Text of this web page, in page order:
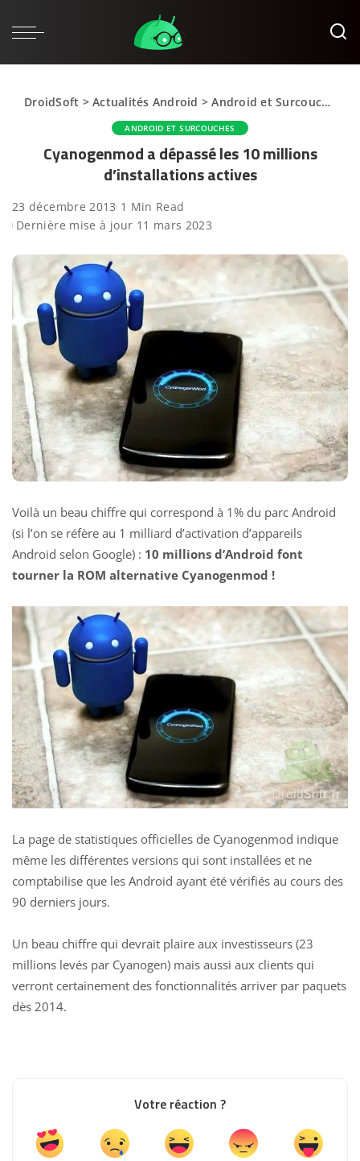
DroidSoft >Actualités Android >Android et Surcouches
ANDROID ET SURCOUCHES
Cyanogenmod a dépassé les 10 millions
d’installations actives
23 décembre 2013 1 Min Read
Dernière mise à jour 11 mars 2023
Voilà un beau chiffre qui correspond à 1% du parc Android
(si l’on se réfère au 1 milliard d’activation d’appareils
Android selon Google) : 10 millions d’Android font
tourner la ROM alternative Cyanogenmod !
La page de statistiques officielles de Cyanogenmod indique
même les différentes versions qui sont installées et ne
comptabilise que les Android ayant été vérifiés au cours des
90 derniers jours.
Un beau chiffre qui devrait plaire aux investisseurs (23
millions levés par Cyanogen) mais aussi aux clients qui
verront certainement des fonctionnalités arriver par paquets
dès 2014.
Votre réaction ?